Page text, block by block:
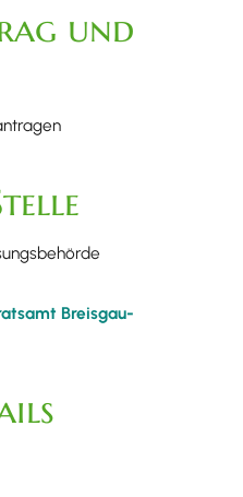
und
Breisgau-